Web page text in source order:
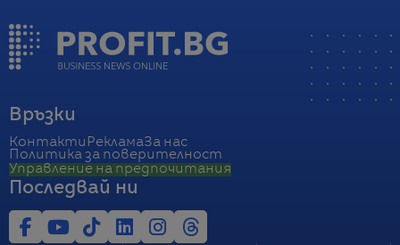
Връзки
Контакти РекламаЗа нас
Политика за поверителност
Управление на предпочитания
Последвай ни